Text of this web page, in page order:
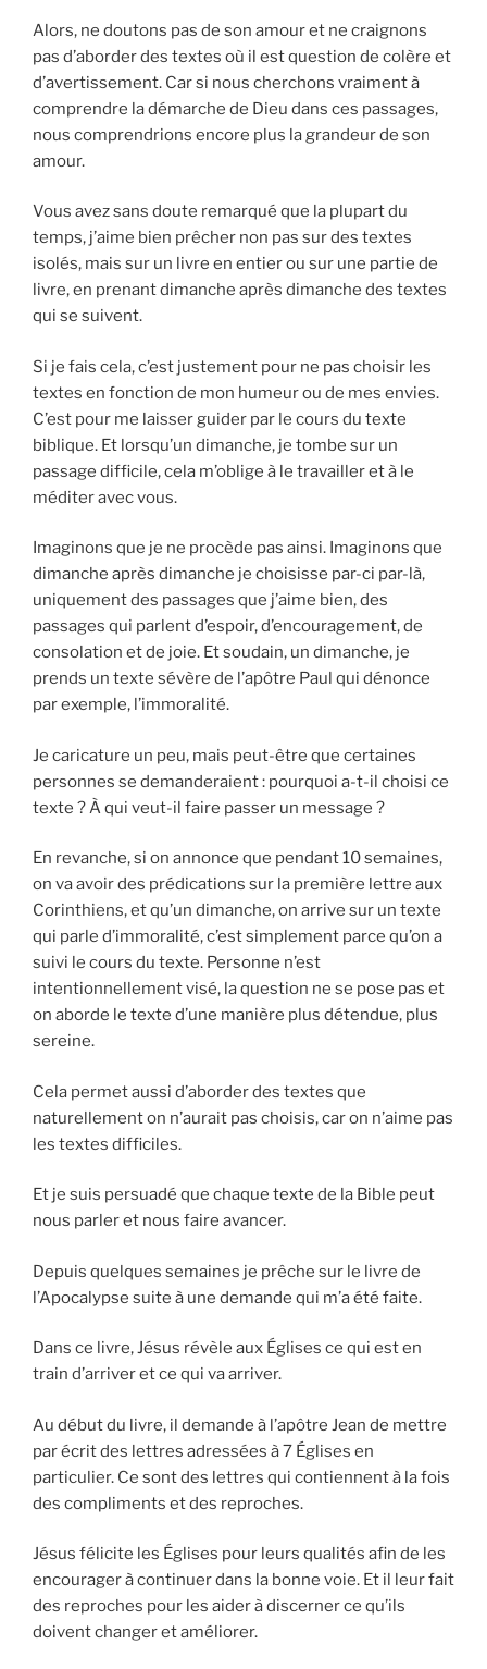
Alors, ne doutons pas de son amour et ne craignons
pas d’aborder des textes où il est question de colère et
d’avertissement. Car si nous cherchons vraiment à
comprendre la démarche de Dieu dans ces passages,
nous comprendrions encore plus la grandeur de son
amour.
Vous avez sans doute remarqué que la plupart du
temps, j’aime bien prêcher non pas sur des textes
isolés, mais sur un livre en entier ou sur une partie de
livre, en prenant dimanche après dimanche des textes
qui se suivent.
Si je fais cela, c’est justement pour ne pas choisir les
textes en fonction de mon humeur ou de mes envies.
C’est pour me laisser guider par le cours du texte
biblique. Et lorsqu’un dimanche, je tombe sur un
passage difficile, cela m’oblige à le travailler et à le
méditer avec vous.
Imaginons que je ne procède pas ainsi. Imaginons que
dimanche après dimanche je choisisse par-ci par-là,
uniquement des passages que j’aime bien, des
passages qui parlent d’espoir, d’encouragement, de
consolation et de joie. Et soudain, un dimanche, je
prends un texte sévère de l’apôtre Paul qui dénonce
par exemple, l’immoralité.
Je caricature un peu, mais peut-être que certaines
personnes se demanderaient : pourquoi a-t-il choisi ce
texte ? À qui veut-il faire passer un message ?
En revanche, si on annonce que pendant 10 semaines,
on va avoir des prédications sur la première lettre aux
Corinthiens, et qu’un dimanche, on arrive sur un texte
qui parle d’immoralité, c’est simplement parce qu’on a
suivi le cours du texte. Personne n’est
intentionnellement visé, la question ne se pose pas et
on aborde le texte d’une manière plus détendue, plus
sereine.
Cela permet aussi d’aborder des textes que
naturellement on n’aurait pas choisis, car on n’aime pas
les textes difficiles.
Et je suis persuadé que chaque texte de la Bible peut
nous parler et nous faire avancer.
Depuis quelques semaines je prêche sur le livre de
l’Apocalypse suite à une demande qui m’a été faite.
Dans ce livre, Jésus révèle aux Églises ce qui est en
train d’arriver et ce qui va arriver.
Au début du livre, il demande à l’apôtre Jean de mettre
par écrit des lettres adressées à 7 Églises en
particulier. Ce sont des lettres qui contiennent à la fois
des compliments et des reproches.
Jésus félicite les Églises pour leurs qualités afin de les
encourager à continuer dans la bonne voie. Et il leur fait
des reproches pour les aider à discerner ce qu’ils
doivent changer et améliorer.